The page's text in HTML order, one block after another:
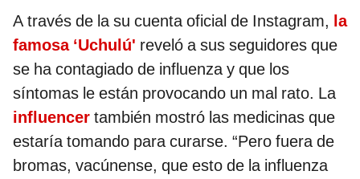
A través de la su cuenta oficial de Instagram, la
famosa ‘Uchulú' reveló a sus seguidores que
se ha contagiado de influenza y que los
síntomas le están provocando un mal rato. La
influencer también mostró las medicinas que
estaría tomando para curarse. “Pero fuera de
bromas, vacúnense, que esto de la influenza